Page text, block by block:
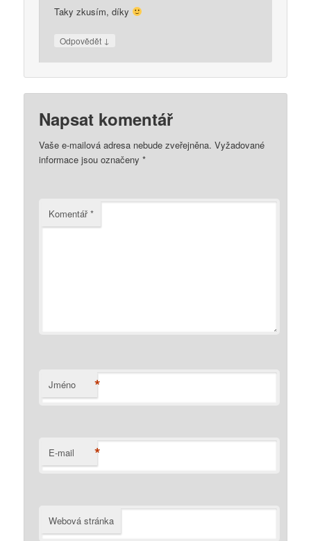
Taky zkusím, díky
Odpovědět ↓
Napsat komentář
Vaše e-mailová adresa nebude zveřejněna. Vyžadované
informace jsou označeny*
Komentář*
Jméno *
E-mail *
Webová stránka